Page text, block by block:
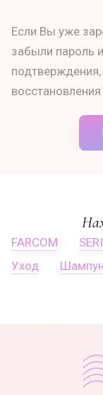
Если Вы уже
забыли пароль
FARCOM SERI
Уход